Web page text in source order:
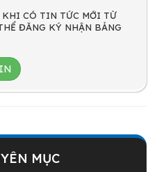
KHI CÓ TIN TỨC MỚI TỪ
ĐĂNG KÝ NHẬN BẢNG
MỤC